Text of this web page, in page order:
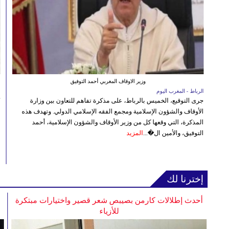
وزير الاوقاف المغربي أحمد التوفيق
الرباط - المغرب اليوم
جرى التوقيع، الخميس بالرباط، على مذكرة تفاهم للتعاون بين وزارة
الأوقاف والشؤون الإسلامية ومجمع الفقه الإسلامي الدولي. وتهدف هذه
المذكرة، التي وقعها كل من وزير الأوقاف والشؤون الإسلامية، أحمد
التوفيق، والأمين ال�...
المزيد
إخترنا لك
أحدث إطلالات كارمن بصيبص شعر قصير واختيارات مبتكرة
للأزياء